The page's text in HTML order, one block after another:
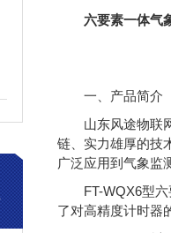
六要素一体气
一、产品简介
山东风途物联
链、实力雄厚的技
广泛应用到气象监
FT-WQX6型
了对高精度计时器